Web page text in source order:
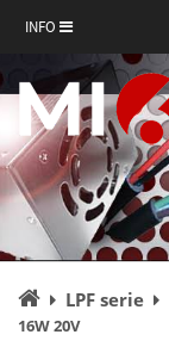
INFO
Úvodní
stránka
LPF serie
16W 20V